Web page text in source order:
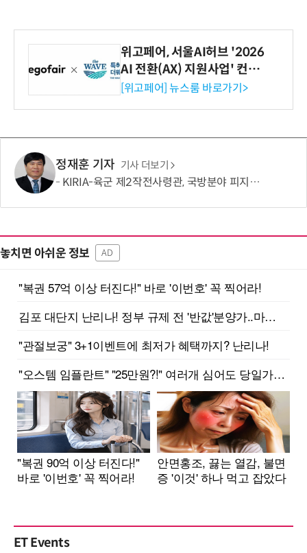
위고페어, 서울AI허브 '2026
AI 전환(AX) 지원사업' 컨소
시엄 선정
[위고페어] 뉴스룸 바로가기>
정재훈 기자 기사 더보기
KIRIA-육군 제2작전사령관, 국방분야 피지컬 AI기반 로봇전환 확산 간담회
놓치면 아쉬운 정보 AD
ET Events